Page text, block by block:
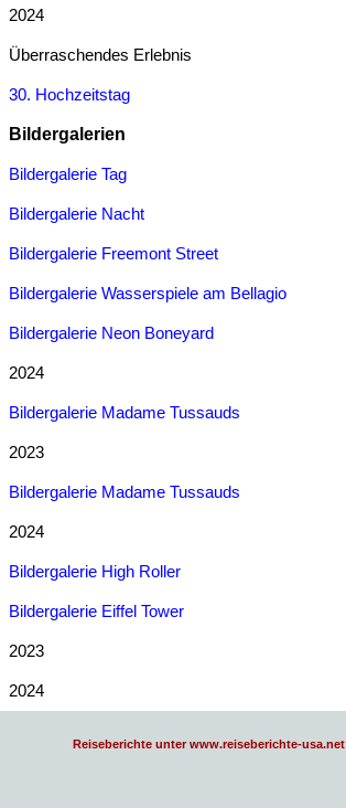
2024
Überraschendes Erlebnis
30. Hochzeitstag
Bildergalerien
Bildergalerie Tag
Bildergalerie Nacht
Bildergalerie Freemont Street
Bildergalerie Wasserspiele am Bellagio
Bildergalerie Neon Boneyard
2024
Bildergalerie Madame Tussauds
2023
Bildergalerie Madame Tussauds
2024
Bildergalerie High Roller
Bildergalerie Eiffel Tower
2023
2024
Reiseberichte unter www.reiseberichte-usa.net